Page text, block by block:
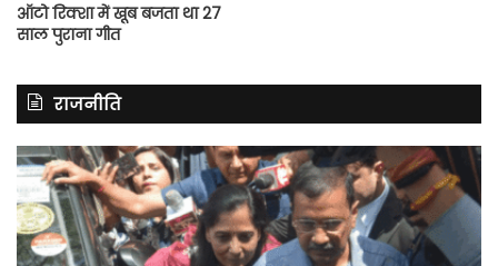
ऑटो रिक्शा में खूब बजता था 27
साल पुराना गीत
राजनीति